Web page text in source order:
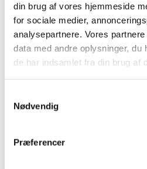
din brug af vores hjemmeside
for sociale medier,
analysepartnere. Vores
data med andre oplysninger, du
de har indsamlet fra din brug af
Nødvendig
Præferencer
Danske forlængede pas
udrejse.
Danske nødpas
ind- og udrejse.
EU-nødpas anerkendes
rejsen anerkender et
nødpas. Kontakt
Visse viseringer og
at du kan blive nægtet